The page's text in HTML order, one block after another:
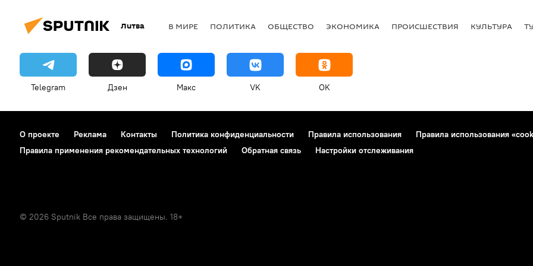
Литва В МИРЕ ПОЛИТИКА ОБЩЕСТВО ЭКОНОМИКА ПРОИСШЕСТВИЯ КУЛЬТУРА
Telegram Дзен Макс VK OK
О проекте Реклама Контакты Политика конфиденциальности Правила использования
Правила использования
Правила применения рекомендательных технологий
Обратная связь Настройки отслеживания
© 2026 Sputnik Все права защищены. 18+